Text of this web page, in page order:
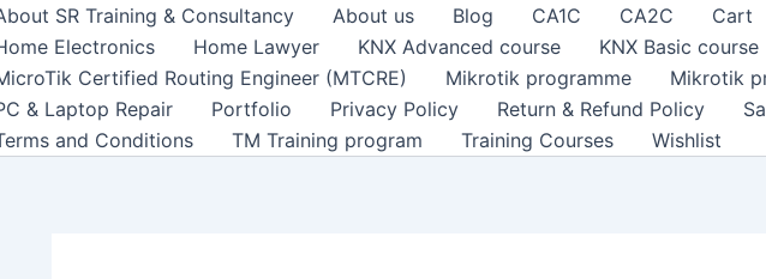
SR Training & Consultancy About us Blog CA1C CA2C Cart
Electronics
Home Lawyer KNX Advanced course KNX Basic course
Certified Routing Engineer (MTCRE)
Mikrotik programme Mikrotik
& Laptop Repair
Portfolio Privacy Policy Return & Refund Policy
and Conditions
TM Training program Training Courses Wishlist